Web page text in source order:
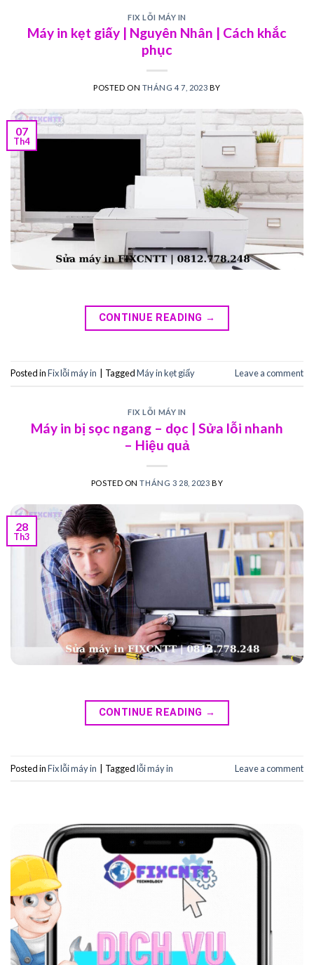
FIX LỖI MÁY IN
Máy in kẹt giấy | Nguyên Nhân | Cách khắc
phục
POSTED ON THÁNG 4 7, 2023 BY
07
Th4
CONTINUE READING →
Posted inFix lỗi máy in TaggedMáy in kẹt giấy Leave a comment
FIX LỖI MÁY IN
Máy in bị sọc ngang – dọc | Sửa lỗi nhanh
– Hiệu quả
POSTED ONTHÁNG 3 28, 2023 BY
28
Th3
CONTINUE READING →
Posted inFix lỗi máy in Taggedlỗi máy in Leave a comment